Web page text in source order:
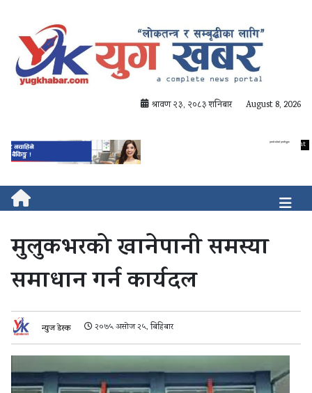
श्रावण २३, २०८३ शनिबार August 8, 2026
मुलुकभरको खानेपानी समस्या
समाधान गर्न कार्यदल
न्युज डेस्क २०७५ असोज २५, बिहिबार